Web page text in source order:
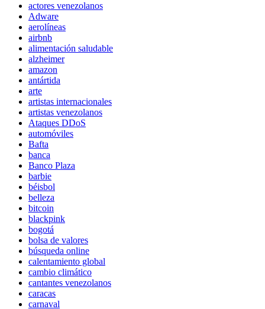
actores venezolanos
Adware
aerolíneas
airbnb
alimentación saludable
alzheimer
amazon
antártida
arte
artistas internacionales
artistas venezolanos
Ataques DDoS
automóviles
Bafta
banca
Banco Plaza
barbie
béisbol
belleza
bitcoin
blackpink
bogotá
bolsa de valores
búsqueda online
calentamiento global
cambio climático
cantantes venezolanos
caracas
carnaval